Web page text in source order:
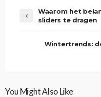
Waarom het
sliders te dragen
Wintertrends:
You Might Also Like